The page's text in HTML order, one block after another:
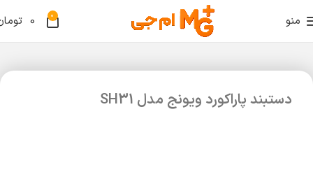
منو 0
0
دستبند پاراکورد ویونج مدل SH31